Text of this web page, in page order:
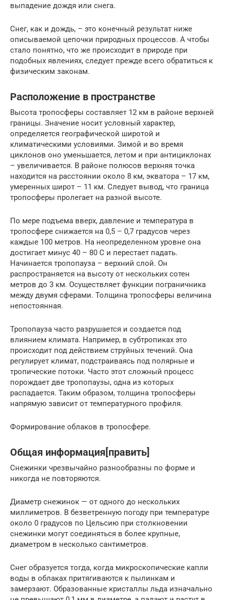
выпадение дождя или снега.
Снег, как и дождь, – это конечный результат ниже
описываемой цепочки природных процессов. А чтобы
стало понятно, что же происходит в природе при
подобных явлениях, следует прежде всего обратиться к
физическим законам.
Расположение в пространстве
Высота тропосферы составляет 12 км в районе верхней
границы. Значение носит условный характер,
определяется географической широтой и
климатическими условиями. Зимой и во время
циклонов оно уменьшается, летом и при антициклонах
– увеличивается. В районе полюсов верхняя точка
находится на расстоянии около 8 км, экватора – 17 км,
умеренных широт – 11 км. Следует вывод, что граница
тропосферы пролегает на разной высоте.
По мере подъема вверх, давление и температура в
тропосфере снижается на 0,5 – 0,7 градусов через
каждые 100 метров. На неопределенном уровне она
достигает минус 40 – 80 С и перестает падать.
Начинается тропопауза – верхний слой. Он
распространяется на высоту от нескольких сотен
метров до 3 км. Осуществляет функции пограничника
между двумя сферами. Толщина тропосферы величина
непостоянная.
Тропопауза часто разрушается и создается под
влиянием климата. Например, в субтропиках это
происходит под действием струйных течений. Она
регулирует климат, подстраиваясь под полярные и
тропические потоки. Часто этот сложный процесс
порождает две тропопаузы, одна из которых
распадается. Таким образом, толщина тропосферы
напрямую зависит от температурного профиля.
Формирование облаков в тропосфере.
Общая информация[править]
Снежинки чрезвычайно разнообразны по форме и
никогда не повторяются.
Диаметр снежинок — от одного до нескольких
миллиметров. В безветренную погоду при температуре
около 0 градусов по Цельсию при столкновении
снежинки могут соединяться в более крупные,
диаметром в несколько сантиметров.
Снег образуется тогда, когда микроскопические капли
воды в облаках притягиваются к пылинкам и
замерзают. Образованные кристаллы льда изначально